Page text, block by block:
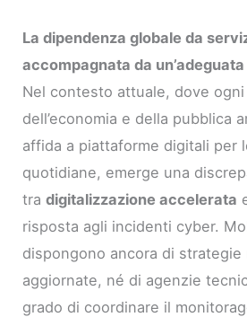
La dipendenza globale da
accompagnata da
Nel contesto attuale, dove
dell’economia e della pubblica
affida a piattaforme digitali per
quotidiane, emerge una
tradigitalizzazione accelerata
risposta agli incidenti cyber.
dispongono ancora di strategie
aggiornate, né di agenzie
grado di coordinare il